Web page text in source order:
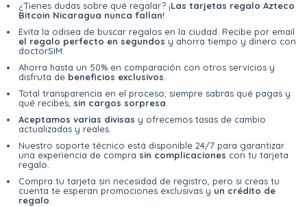
¿Tienes dudas sobre qué regalar? ¡Las tarjetas regalo Azteco
Bitcoin Nicaragua nunca fallan!
Evita la odisea de buscar regalos en la ciudad. Recibe por email
el regalo perfecto en segundos y ahorra tiempo y dinero con
doctorSIM.
Ahorra hasta un 50% en comparación con otros servicios y
disfruta de beneficios exclusivos
Total transparencia en el proceso; siempre sabrás qué pagas y
qué recibes, sin cargos sorpresa
Aceptamos varias divisas y ofrecemos tasas de cambio
actualizadas y reales.
Nuestro soporte técnico está disponible 24/7 para garantizar
una experiencia de compra sin complicaciones con tu tarjeta
regalo.
Compra tu tarjeta sin necesidad de registro, pero si creas tu
cuenta te esperan promociones exclusivas y un crédito de
regalo